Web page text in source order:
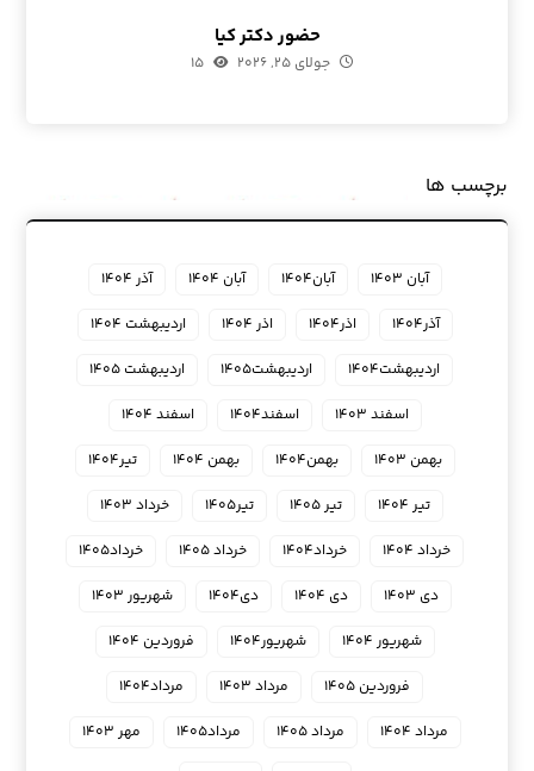
حضور دکتر کیا
جولای ۲۵, ۲۰۲۶ ۱۵
برچسب ها
آبان ۱۴۰۳ آبان۱۴۰۴ آبان ۱۴۰۴
آذر ۱۴۰۴
آذر۱۴۰۴
اذر۱۴۰۴ اذر ۱۴۰۴
اردیبهشت ۱۴۰۴
اردیبهشت۱۴۰۴
اردیبهشت۱۴۰۵
اردیبهشت ۱۴۰۵
اسفند ۱۴۰۳
اسفند۱۴۰۴
اسفند ۱۴۰۴
بهمن ۱۴۰۳
بهمن۱۴۰۴ بهمن ۱۴۰۴
تیر۱۴۰۴
تیر ۱۴۰۴
تیر ۱۴۰۵ تیر۱۴۰۵
خرداد ۱۴۰۳
خرداد ۱۴۰۴
خرداد۱۴۰۴ خرداد ۱۴۰۵
خرداد۱۴۰۵
دی ۱۴۰۳
دی ۱۴۰۴ دی۱۴۰۴
شهریور ۱۴۰۳
شهریور ۱۴۰۴
شهریور۱۴۰۴
فروردین ۱۴۰۴
فروردین ۱۴۰۵
مرداد ۱۴۰۳
مرداد۱۴۰۴
مرداد ۱۴۰۴
مرداد ۱۴۰۵ مرداد۱۴۰۵
مهر ۱۴۰۳